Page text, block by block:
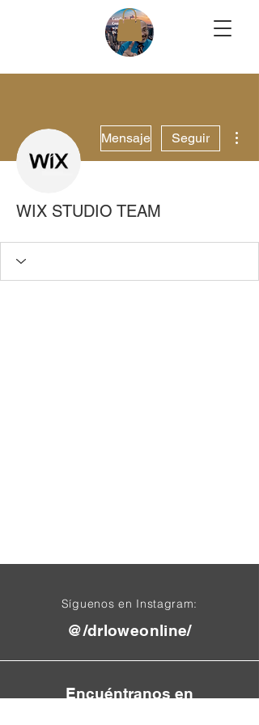
Mensaje Seguir
WIX STUDIO TEAM
Síguenos en Instagram:
@/drloweonline/
Encuéntranos en